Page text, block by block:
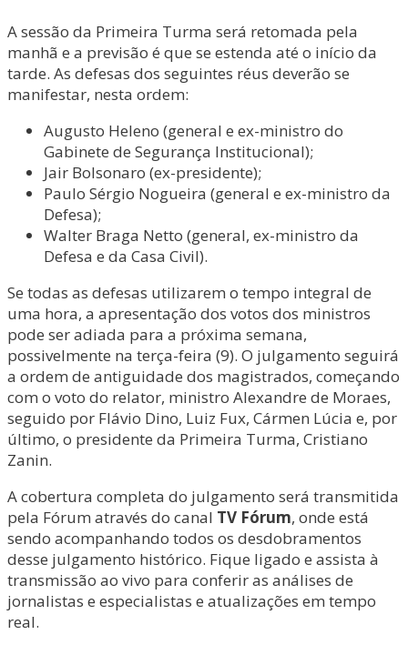
A sessão da Primeira Turma será retomada pela
manhã e a previsão é que se estenda até o início da
tarde. As defesas dos seguintes réus deverão se
manifestar, nesta ordem:
Augusto Heleno (general e ex-ministro do
Gabinete de Segurança Institucional);
Jair Bolsonaro (ex-presidente);
Paulo Sérgio Nogueira (general e ex-ministro da
Defesa);
Walter Braga Netto (general, ex-ministro da
Defesa e da Casa Civil).
Se todas as defesas utilizarem o tempo integral de
uma hora, a apresentação dos votos dos ministros
pode ser adiada para a próxima semana,
possivelmente na terça-feira (9). O julgamento seguirá
a ordem de antiguidade dos magistrados, começando
com o voto do relator, ministro Alexandre de Moraes,
seguido por Flávio Dino, Luiz Fux, Cármen Lúcia e, por
último, o presidente da Primeira Turma, Cristiano
Zanin.
A cobertura completa do julgamento será transmitida
pela Fórum através do canal TV Fórum, onde está
sendo acompanhando todos os desdobramentos
desse julgamento histórico. Fique ligado e assista à
transmissão ao vivo para conferir as análises de
jornalistas e especialistas e atualizações em tempo
real.